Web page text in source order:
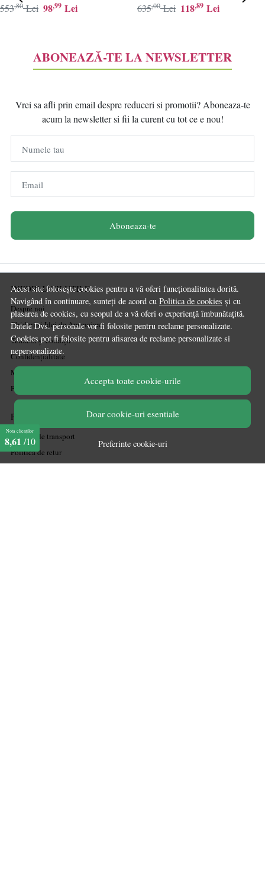
Acest site folosește cookies pentru a vă oferi funcționalitatea dorită.
Navigând în continuare, sunteți de acord cu Politica de cookies și cu
plasarea de cookies, cu scopul de a vă oferi o experiență îmbunătațită.
Datele Dvs. personale vor fi folosite pentru reclame personalizate.
Cookies pot fi folosite pentru afisarea de reclame personalizate si
nepersonalizate.
Accepta toate cookie-urile
Doar cookie-uri esentiale
Preferinte cookie-uri
98,99 Lei
553,80 Lei 118,89 Lei
635,00 Lei
ABONEAZĂ-TE LA NEWSLETTER
Vrei sa afli prin email despre reduceri si promotii? Aboneaza-te
acum la newsletter si fii la curent cu tot ce e nou!
Numele tau
Email
Aboneaza-te
INFORMATII UTILE
Despre noi
Ghiduri și Idei de Amenajare
Termeni și condiții
Confidențialitate
Mărturiile clienților
Politica de Cookies
PLATA SI LIVRARE
Politica de transport
Politica de retur
Nota clienților
8,61 /10